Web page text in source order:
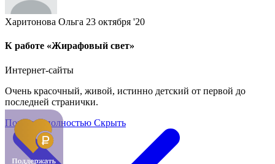
Харитонова Ольга 23 октября '20
К работе «Жирафовый свет»
Интернет-сайты
Очень красочный, живой, истинно детский от первой до
последней странички.
Показать полностью Скрыть